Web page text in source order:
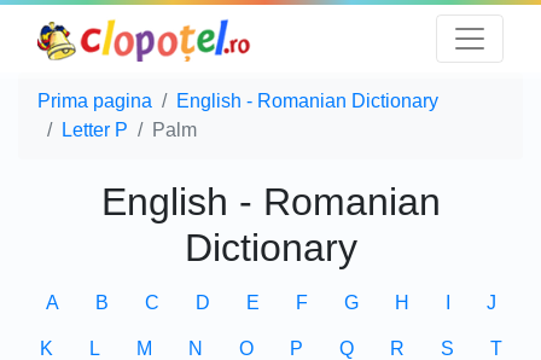
Prima pagina
English - Romanian Dictionary
Letter P
Palm
English - Romanian
Dictionary
A B C D E F G H J
K L M N O P Q R S T